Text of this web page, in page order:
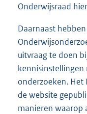
Onderwijsraad
Daarnaast
uitvraag te doen
kennisinstellingen
onderzoeken. Het
de website
manieren waarop